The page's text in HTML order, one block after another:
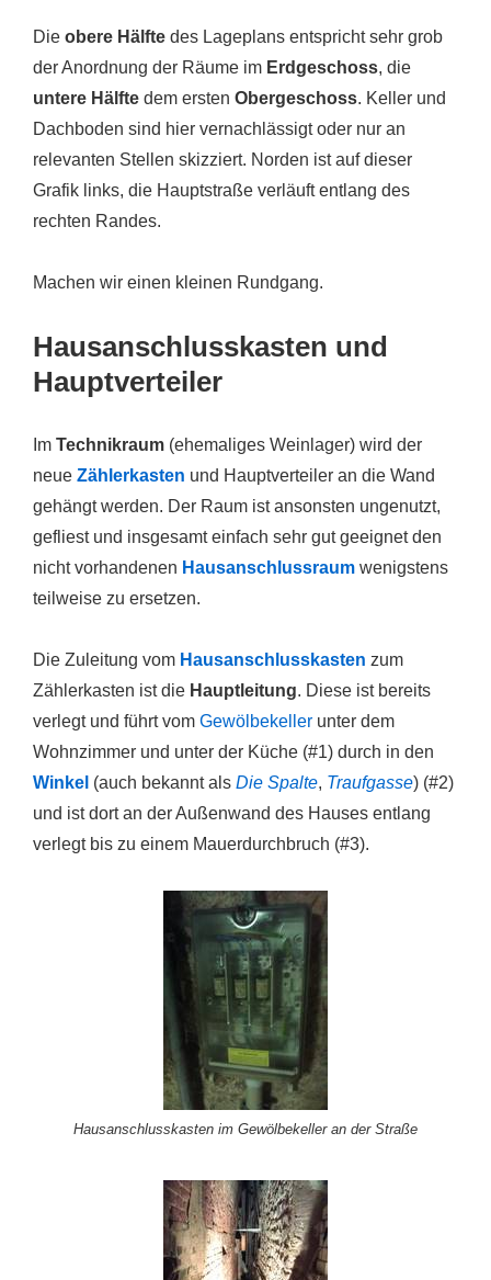
Die obere Hälfte des Lageplans entspricht sehr grob
der Anordnung der Räume im Erdgeschoss, die
untere Hälfte dem ersten Obergeschoss. Keller und
Dachboden sind hier vernachlässigt oder nur an
relevanten Stellen skizziert. Norden ist auf dieser
Grafik links, die Hauptstraße verläuft entlang des
rechten Randes.
Machen wir einen kleinen Rundgang.
Hausanschlusskasten und
Hauptverteiler
Im Technikraum (ehemaliges Weinlager) wird der
neue Zählerkasten und Hauptverteiler an die Wand
gehängt werden. Der Raum ist ansonsten ungenutzt,
gefliest und insgesamt einfach sehr gut geeignet den
nicht vorhandenen Hausanschlussraum wenigstens
teilweise zu ersetzen.
Die Zuleitung vom Hausanschlusskasten zum
Zählerkasten ist die Hauptleitung. Diese ist bereits
verlegt und führt vom Gewölbekeller unter dem
Wohnzimmer und unter der Küche (#1) durch in den
Winkel (auch bekannt als Die Spalte, Traufgasse) (#2)
und ist dort an der Außenwand des Hauses entlang
verlegt bis zu einem Mauerdurchbruch (#3).
Hausanschlusskasten im Gewölbekeller an der Straße